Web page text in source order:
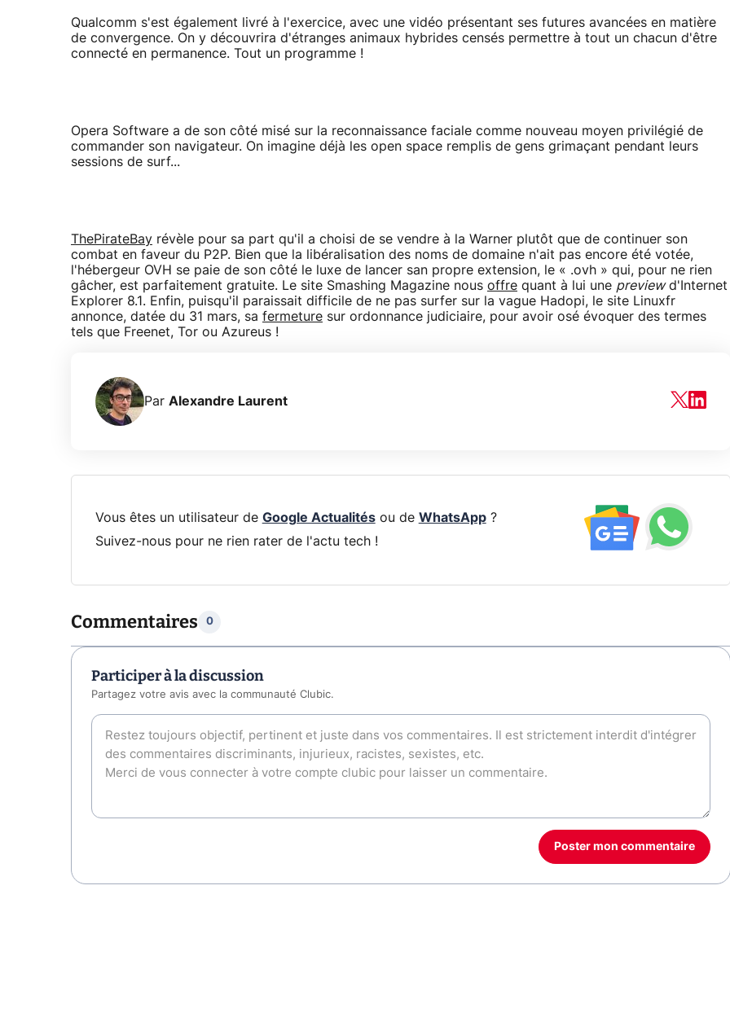
Qualcomm s'est également livré à l'exercice, avec une vidéo présentant ses futures avancées en matière
de convergence. On y découvrira d'étranges animaux hybrides censés permettre à tout un chacun d'être
connecté en permanence. Tout un programme !
Opera Software a de son côté misé sur la reconnaissance faciale comme nouveau moyen privilégié de
commander son navigateur. On imagine déjà les open space remplis de gens grimaçant pendant leurs
sessions de surf...
ThePirateBay révèle pour sa part qu'il a choisi de se vendre à la Warner plutôt que de continuer son
combat en faveur du P2P. Bien que la libéralisation des noms de domaine n'ait pas encore été votée,
l'hébergeur OVH se paie de son côté le luxe de lancer san propre extension, le « .ovh » qui, pour ne rien
gâcher, est parfaitement gratuite. Le site Smashing Magazine nous offre quant à lui une previewd'Internet
Explorer 8.1. Enfin, puisqu'il paraissait difficile de ne pas surfer sur la vague Hadopi, le site Linuxfr
annonce, datée du 31 mars, sa fermeture sur ordonnance judiciaire, pour avoir osé évoquer des termes
tels que Freenet, Tor ou Azureus !
Par Alexandre Laurent
Vous êtes un utilisateur de Google Actualitésou de WhatsApp?
Suivez-nous pour ne rien rater de l'actu tech !
Commentaires 0
Participer à la discussion
Partagez votre avis avec la communauté Clubic.
Poster mon commentaire